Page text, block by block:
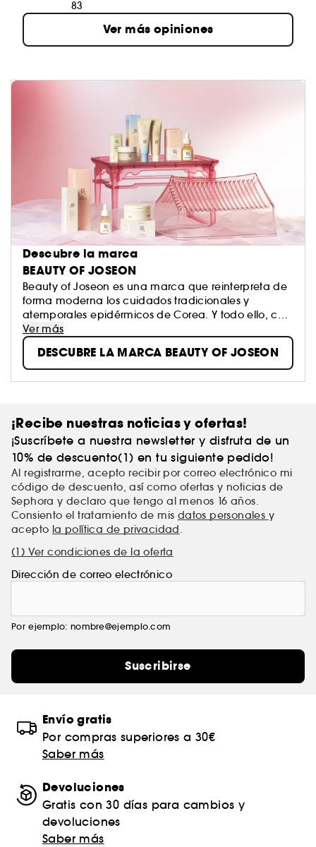
83
Ver más opiniones
Descubre la marca
BEAUTY OF JOSEON
Beauty of Joseon es una marca que reinterpreta de
forma moderna los cuidados tradicionales y
atemporales epidérmicos de Corea. Y todo ello, con
ingredientes naturales. Combina los poderes de
Hanbang (la medicina tradicional coreana a partir
de plantas) con ingredientes eficaces y modernos
para crear productos que subliman la piel, mejoran
su salud y aumentan su brillo.
Ver más
DESCUBRE LA MARCA BEAUTY OF JOSEON
¡Recibe nuestras noticias y ofertas!
¡Suscríbete a nuestra newsletter y disfruta de un
10% de descuento(1) en tu siguiente pedido!
Al registrarme, acepto recibir por correo electrónico mi
código de descuento, así como ofertas y noticias de
Sephora y declaro que tengo al menos 16 años.
Consiento el tratamiento de mis datos personales y
acepto la política de privacidad.
(1) Ver condiciones de la oferta
Dirección de correo electrónico
Por ejemplo: nombre@ejemplo.com
Suscribirse
Envío gratis
Por compras superiores a 30€
Saber más
Devoluciones
Gratis con 30 días para cambios y
devoluciones
Saber más